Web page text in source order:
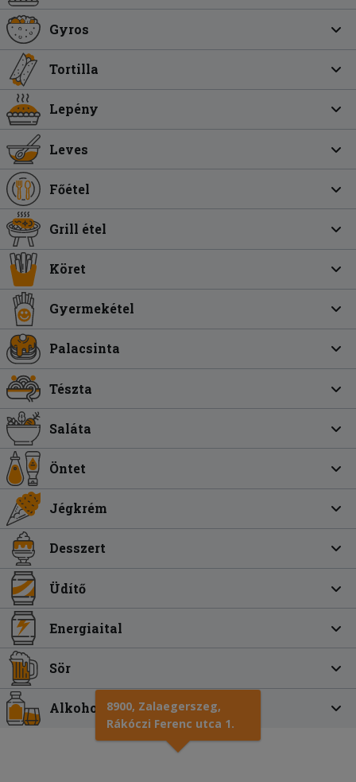
Gyros
Tortilla
Lepény
Leves
Főétel
Grill étel
Köret
Gyermekétel
Palacsinta
Tészta
Saláta
Öntet
Jégkrém
Desszert
Üdítő
Energiaital
Sör
Alkoholos ital8900, Zalaegerszeg,
Rákóczi Ferenc utca 1.